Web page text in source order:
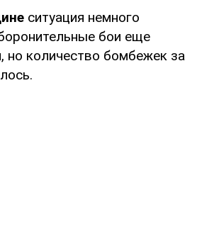
ситуация немного
бои еще
но количество бомбежек за